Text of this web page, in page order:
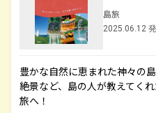
島旅
2025.06.12
豊かな自然に恵まれた神々の
絶景など、島の人が教えてく
旅へ！